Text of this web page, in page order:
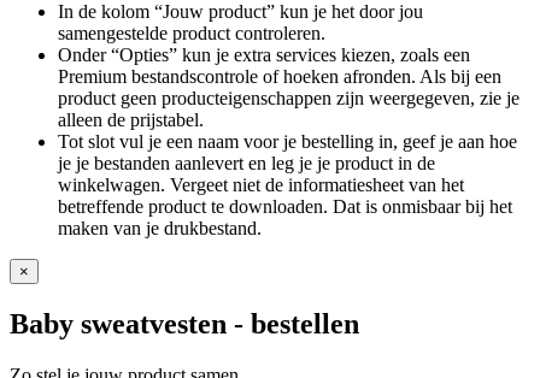
In de kolom “Jouw product” kun je het door jou
samengestelde product controleren.
Onder “Opties” kun je extra services kiezen, zoals een
Premium bestandscontrole of hoeken afronden. Als bij een
product geen producteigenschappen zijn weergegeven, zie je
alleen de prijstabel.
Tot slot vul je een naam voor je bestelling in, geef je aan hoe
je je bestanden aanlevert en leg je je product in de
winkelwagen. Vergeet niet de informatiesheet van het
betreffende product te downloaden. Dat is onmisbaar bij het
maken van je drukbestand.
×
Baby sweatvesten - bestellen